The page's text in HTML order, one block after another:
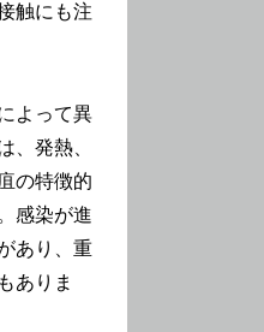
触にも注
よって異
、発熱、
の特徴的
感染が進
あり、重
ありま